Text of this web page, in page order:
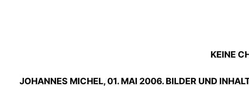
KEINE
JOHANNES MICHEL, 01. MAI 2006. BILDER UND